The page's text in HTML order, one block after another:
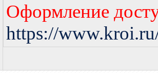
Оформление
https://